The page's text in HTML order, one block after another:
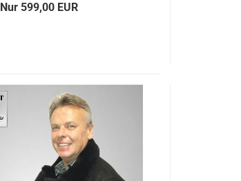
Nur 599,00 EUR